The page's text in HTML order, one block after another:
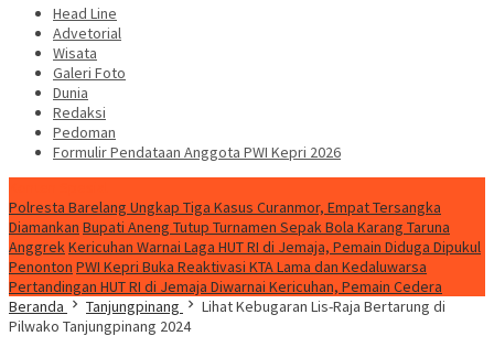
Head Line
Advetorial
Wisata
Galeri Foto
Dunia
Redaksi
Pedoman
Formulir Pendataan Anggota PWI Kepri 2026
Polresta Barelang Ungkap Tiga Kasus Curanmor, Empat Tersangka
Diamankan Bupati Aneng Tutup Turnamen Sepak Bola Karang Taruna
AnggrekKericuhan Warnai Laga HUT RI di Jemaja, Pemain Diduga Dipukul
Penonton PWI Kepri Buka Reaktivasi KTA Lama dan Kedaluwarsa
Pertandingan HUT RI di Jemaja Diwarnai Kericuhan, Pemain Cedera
Beranda
Tanjungpinang
Lihat Kebugaran Lis-Raja Bertarung di
Pilwako Tanjungpinang 2024